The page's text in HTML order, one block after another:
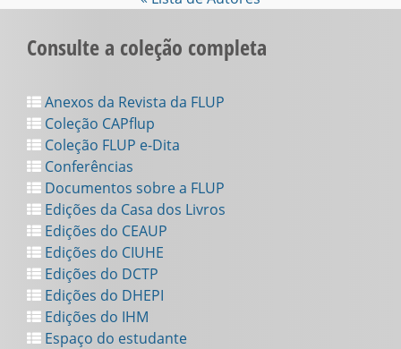
Consulte a coleção completa
Anexos da Revista da FLUP
Coleção CAPflup
Coleção FLUP e-Dita
Conferências
Documentos sobre a FLUP
Edições da Casa dos Livros
Edições do CEAUP
Edições do CIUHE
Edições do DCTP
Edições do DHEPI
Edições do IHM
Espaço do estudante